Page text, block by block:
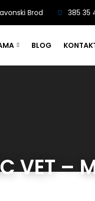
Brod 385 35
BLOG
VET –